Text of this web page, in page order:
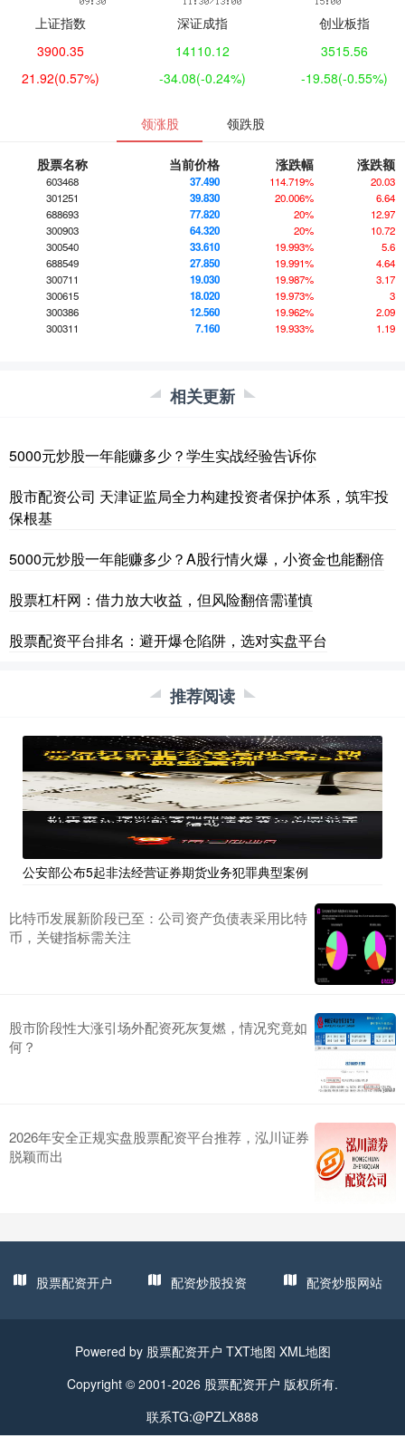
上证指数
3900.35
21.92(0.57%)
深证成指
14110.12
-34.08(-0.24%)
创业板指
3515.56
-19.58(-0.55%)
领涨股 领跌股
股票名称 当前价格 涨跌幅 涨跌额
603468 37.490 114.719%
20.03
301251
39.830 20.006%
6.64
688693
77.820 20%
12.97
300903
64.320 20%
10.72
300540
33.610 19.993%
5.6
688549
27.850 19.991%
4.64
300711
19.030 19.987%
3.17
300615
18.020 19.973%
3
300386
12.560 19.962%
2.09
300311
7.160 19.933% 1.19
相关更新
5000元炒股一年能赚多少？学生实战经验告诉你
股市配资公司 天津证监局全力构建投资者保护体系，筑牢投
保根基
5000元炒股一年能赚多少？A股行情火爆，小资金也能翻倍
股票杠杆网：借力放大收益，但风险翻倍需谨慎
股票配资平台排名：避开爆仓陷阱，选对实盘平台
推荐阅读
公安部公布5起非法经营证券期货业务犯罪典型案例
比特币发展新阶段已至：公司资产负债表采用比特
币，关键指标需关注
股市阶段性大涨引场外配资死灰复燃，情况究竟如
何？
2026年安全正规实盘股票配资平台推荐，泓川证券
脱颖而出
股票配资开户 配资炒股投资 配资炒股网站
Powered by 股票配资开户 TXT地图 XML地图
Copyright © 2001-2026 股票配资开户 版权所有.
联系TG:@PZLX888